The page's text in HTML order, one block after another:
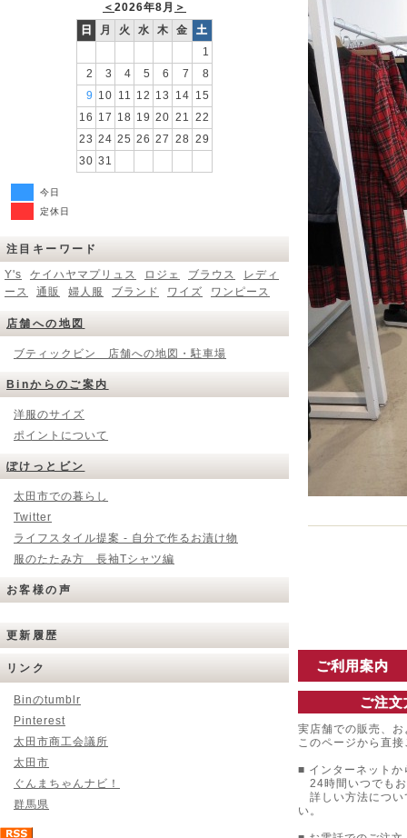
＜ 2026年8月 ＞
日
月 火 水 木 金
土
1
2
3 4 5 6 7
8
9 10 11 12 13 14 15
16 17 18 19 20 21 22
23 24 25 26 27 28 29
30 31
今日
定休日
注目キーワード
Y's
ケイハヤマプリュス ロジェ ブラウス
レディ
ース
通販 婦人服 ブランド ワイズ ワンピース
店舗への地図
ブティックビン 店舗への地図・駐車場
Binからのご案内
洋服のサイズ
ポイントについて
ぽけっとビン
太田市での暮らし
Twitter
ライフスタイル提案 - 自分で作るお漬け物
服のたたみ方 長袖Tシャツ編
お客様の声
更新履歴
リンク
Binのtumblr
Pinterest
太田市商工会議所
太田市
ぐんまちゃんナビ！
群馬県
ご利用案内
ご注
実店舗での販売、
このページから直
■ インターネットか
24時間いつでも
詳しい方法につい
い。